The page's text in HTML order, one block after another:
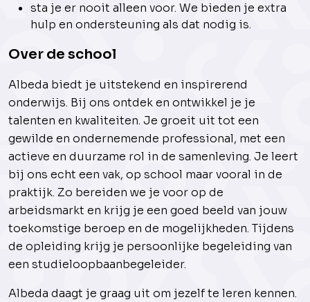
sta je er nooit alleen voor. We bieden je extra
hulp en ondersteuning als dat nodig is.
Over de school
Albeda biedt je uitstekend en inspirerend
onderwijs. Bij ons ontdek en ontwikkel je je
talenten en kwaliteiten. Je groeit uit tot een
gewilde en ondernemende professional, met een
actieve en duurzame rol in de samenleving. Je leert
bij ons echt een vak, op school maar vooral in de
praktijk. Zo bereiden we je voor op de
arbeidsmarkt en krijg je een goed beeld van jouw
toekomstige beroep en de mogelijkheden. Tijdens
de opleiding krijg je persoonlijke begeleiding van
een studieloopbaanbegeleider.
Albeda daagt je graag uit om jezelf te leren kennen.